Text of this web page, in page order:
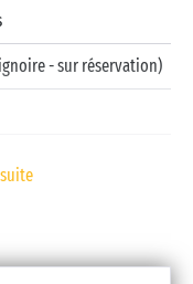
- sur réservation)